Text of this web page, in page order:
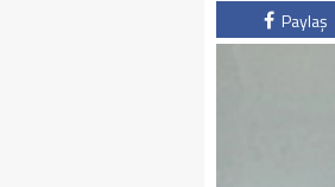
Paylaş